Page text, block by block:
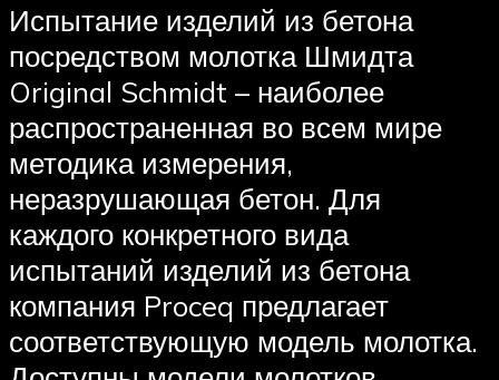
Испытание изделий из бетона
посредством молотка Шмидта
Original Schmidt – наиболее
распространенная во всем мире
методика измерения,
неразрушающая бетон. Для
каждого конкретного вида
испытаний изделий из бетона
компания Proceq предлагает
соответствующую модель молотка.